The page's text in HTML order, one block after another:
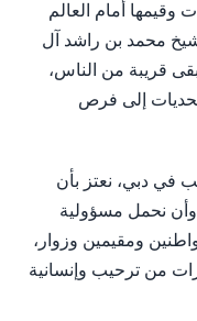
وقيمها أمام العالم
محمد بن راشد آل
قريبة من الناس،
إلى فرص
في دبي، نعتز بأن
نحمل مسؤولية
ومقيمين وزوار،
من ترحيب وإنسانية